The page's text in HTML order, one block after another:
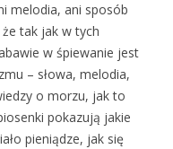
melodia, ani sposób
tak jak w tych
w śpiewanie jest
– słowa, melodia,
o morzu, jak to
pokazują jakie
pieniądze, jak się